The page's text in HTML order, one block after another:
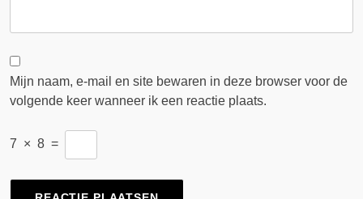
Mijn naam, e-mail en site bewaren in deze browser voor de
volgende keer wanneer ik een reactie plaats.
7 × 8 =